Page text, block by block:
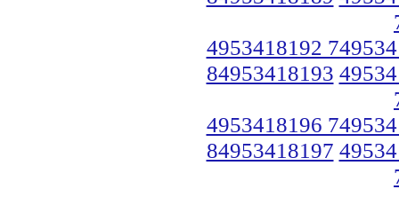
4953418192
84953418193
4953418196
84953418197